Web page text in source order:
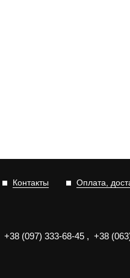
Оплата,
Контакты
+38 (097) 333-68-45 , +38 (063